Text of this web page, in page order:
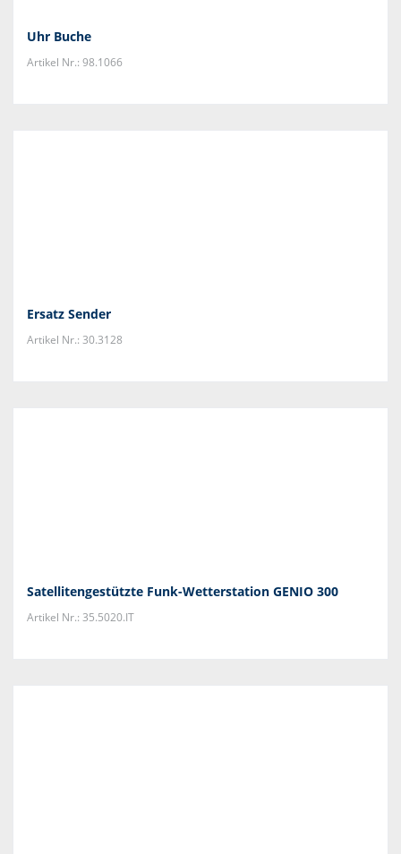
Uhr Buche
Artikel Nr.: 98.1066
Ersatz Sender
Artikel Nr.: 30.3128
Satellitengestützte Funk-Wetterstation GENIO 300
Artikel Nr.: 35.5020.IT